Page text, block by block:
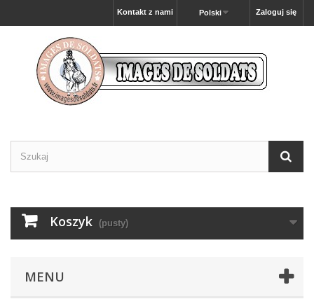
Zaloguj się
Polski
Kontakt z nami
Koszyk (pusty)
MENU